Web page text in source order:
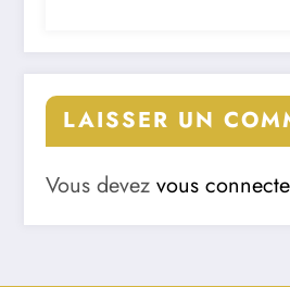
LAISSER UN
Vous devez vous